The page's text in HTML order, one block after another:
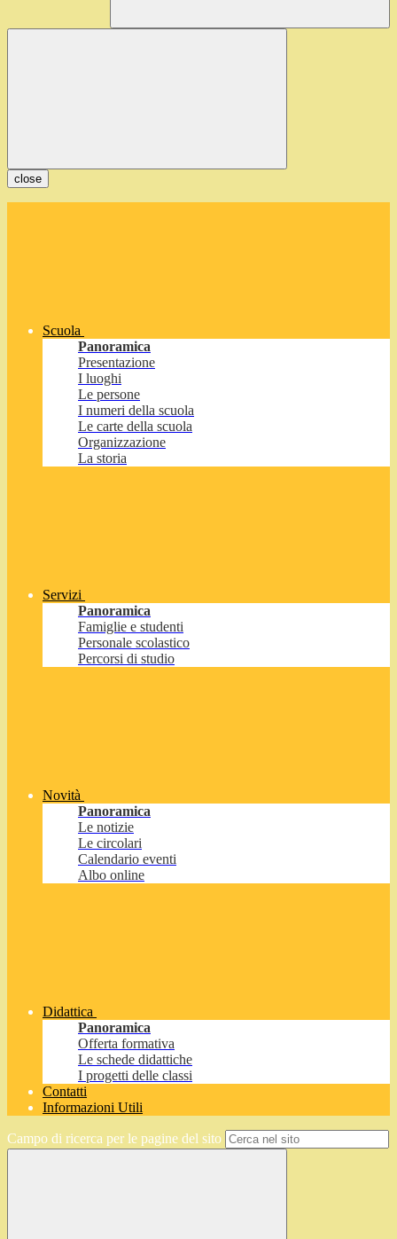
close
Scuola
Panoramica
Presentazione
I luoghi
Le persone
I numeri della scuola
Le carte della scuola
Organizzazione
La storia
Servizi
Panoramica
Famiglie e studenti
Personale scolastico
Percorsi di studio
Novità
Panoramica
Le notizie
Le circolari
Calendario eventi
Albo online
Didattica
Panoramica
Offerta formativa
Le schede didattiche
I progetti delle classi
Contatti
Informazioni Utili
Campo di ricerca per le pagine del sito